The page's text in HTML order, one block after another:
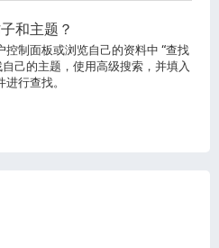
和主题？
制面板或浏览自己的资料中 “查找
己的主题，使用高级搜索，并填入
行查找。